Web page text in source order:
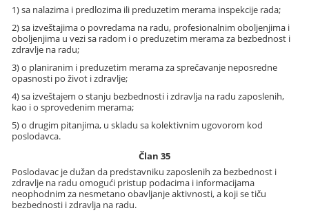
1) sa nalazima i predlozima ili preduzetim merama inspekcije rada;
2) sa izveštajima o povredama na radu, profesionalnim oboljenjima i
oboljenjima u vezi sa radom i o preduzetim merama za bezbednost i
zdravlje na radu;
3) o planiranim i preduzetim merama za sprečavanje neposredne
opasnosti po život i zdravlje;
4) sa izveštajem o stanju bezbednosti i zdravlja na radu zaposlenih,
kao i o sprovedenim merama;
5) o drugim pitanjima, u skladu sa kolektivnim ugovorom kod
poslodavca.
Član 35
Poslodavac je dužan da predstavniku zaposlenih za bezbednost i
zdravlje na radu omogući pristup podacima i informacijama
neophodnim za nesmetano obavljanje aktivnosti, a koji se tiču
bezbednosti i zdravlja na radu.